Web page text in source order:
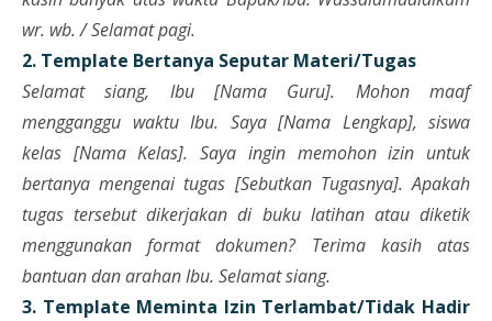
wr. wb. / Selamat pagi.
2. Template Bertanya Seputar Materi/Tugas
Selamat siang, Ibu [Nama Guru].
Mohon maaf
mengganggu waktu Ibu. Saya [Nama Lengkap], siswa
kelas [Nama Kelas]. Saya ingin memohon izin untuk
bertanya mengenai tugas [Sebutkan Tugasnya]. Apakah
tugas tersebut dikerjakan di buku latihan atau diketik
menggunakan format dokumen?
Terima kasih atas
bantuan dan arahan Ibu. Selamat siang.
3. Template Meminta Izin Terlambat/Tidak Hadir